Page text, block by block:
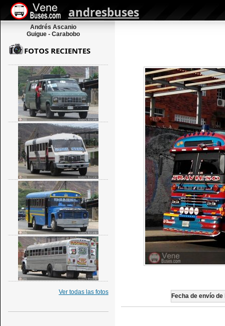
andresbuses
Andrés Ascanio
Guigue - Carabobo
Fecha de envío de
FOTOS RECIENTES
Ver todas las fotos